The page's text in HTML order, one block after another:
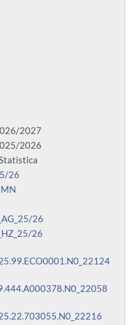
2027
2026
26
26
26